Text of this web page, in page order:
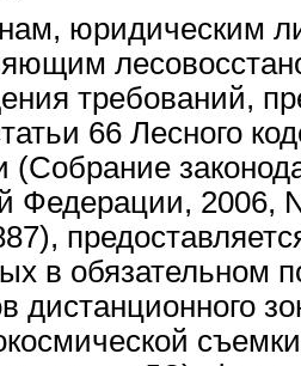
юридическим
требований,
66 Лесного
(Собрание
Федерации, 2006,
в обязательном
дистанционного